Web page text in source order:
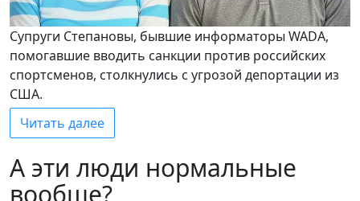
Супруги Степановы, бывшие информаторы WADA,
помогавшие вводить санкции против российских
спортсменов, столкнулись с угрозой депортации из
США.
Читать далее
А эти люди нормальные
вообще?